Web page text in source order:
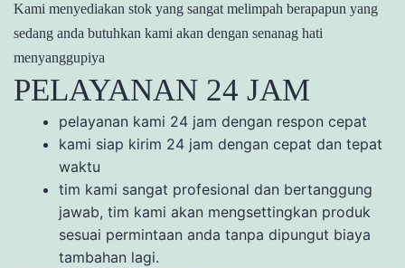
Kami menyediakan stok yang sangat melimpah berapapun yang
sedang anda butuhkan kami akan dengan senanag hati
menyanggupiya
PELAYANAN 24 JAM
pelayanan kami 24 jam dengan respon cepat
kami siap kirim 24 jam dengan cepat dan tepat
waktu
tim kami sangat profesional dan bertanggung
jawab, tim kami akan mengsettingkan produk
sesuai permintaan anda tanpa dipungut biaya
tambahan lagi.